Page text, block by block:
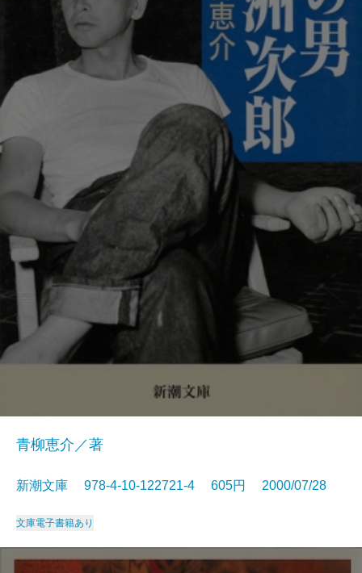
青柳恵介／著
新潮文庫 978-4-10-122721-4 605円 2000/07/28
文庫電子書籍あり